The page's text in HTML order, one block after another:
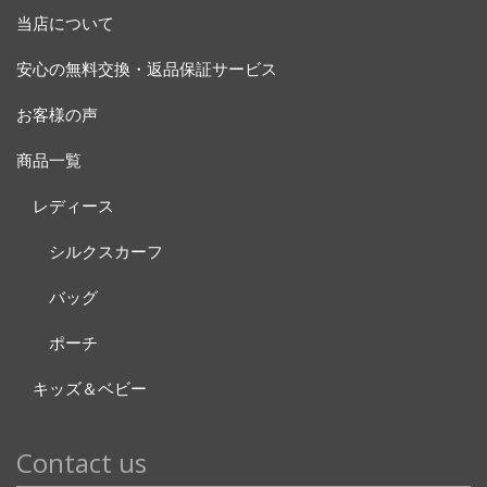
当店について
安心の無料交換・返品保証サービス
お客様の声
商品一覧
レディース
シルクスカーフ
バッグ
ポーチ
キッズ＆ベビー
Contact us